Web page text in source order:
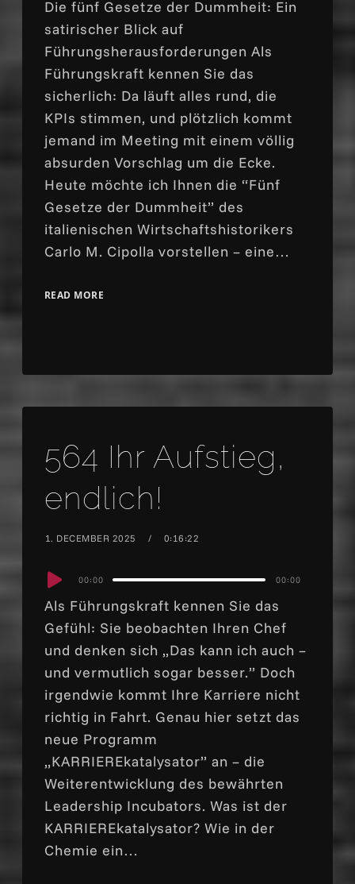
Die fünf Gesetze der Dummheit: Ein
satirischer Blick auf
Führungsherausforderungen Als
Führungskraft kennen Sie das
sicherlich: Da läuft alles rund, die
KPIs stimmen, und plötzlich kommt
jemand im Meeting mit einem völlig
absurden Vorschlag um die Ecke.
Heute möchte ich Ihnen die “Fünf
Gesetze der Dummheit” des
italienischen Wirtschaftshistorikers
Carlo M. Cipolla vorstellen – eine…
READ MORE
564 Ihr Aufstieg,
endlich!
1. DECEMBER 2025 0:16:22
Audio00:00 00:00
Als Führungskraft kennen Sie das
Gefühl: Sie beobachten Ihren Chef
und denken sich „Das kann ich auch –
und vermutlich sogar besser.” Doch
irgendwie kommt Ihre Karriere nicht
richtig in Fahrt. Genau hier setzt das
neue Programm
„KARRIEREkatalysator” an – die
Weiterentwicklung des bewährten
Leadership Incubators. Was ist der
KARRIEREkatalysator? Wie in der
Chemie ein…